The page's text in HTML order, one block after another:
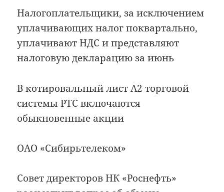
Налогоплательщики, за исключением
уплачивающих налог поквартально,
уплачивают НДС и представляют
налоговую декларацию за июнь
В котировальный лист А2 торговой
системы РТС включаются
обыкновенные акции
ОАО «Сибирьтелеком»
Совет директоров НК «Роснефть»